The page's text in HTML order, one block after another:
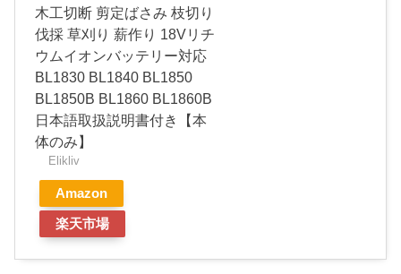
木工切断 剪定ばさみ 枝切り
伐採 草刈り 薪作り 18Vリチ
ウムイオンバッテリー対応
BL1830 BL1840 BL1850
BL1850B BL1860 BL1860B
日本語取扱説明書付き【本
体のみ】
Elikliv
Amazon
楽天市場